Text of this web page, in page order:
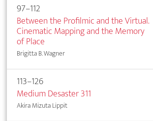
97–112
Between the Profilmic and the Virtual.
Cinematic Mapping and the Memory
of Place
Brigitta B. Wagner
113–126
Medium Desaster 311
Akira Mizuta Lippit